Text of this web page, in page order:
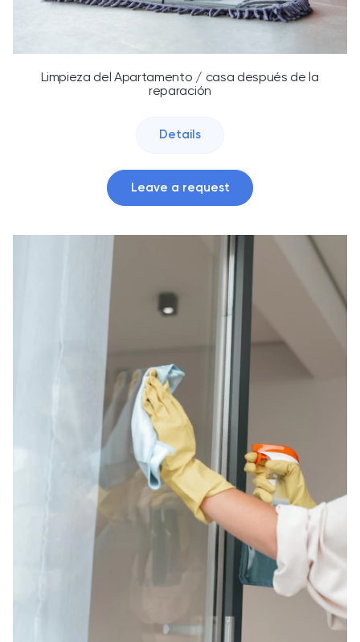
Limpieza del Apartamento / casa después de la
reparación
Details
Leave a request